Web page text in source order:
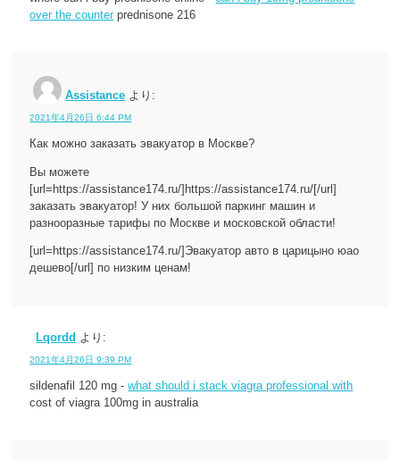
over the counterprednisone 216
Assistance より:
2021年4月26日 6:44 PM
Как можно заказать эвакуатор в Москве?
Вы можете
[url=https://assistance174.ru/]https://assistance174.ru/[/url]
заказать эвакуатор! У них большой паркинг машин и
разнооразные тарифы по Москве и московской области!
[url=https://assistance174.ru/]Эвакуатор авто в царицыно юао
дешево[/url] по низким ценам!
Lqordd より:
2021年4月26日 9:39 PM
sildenafil 120 mg -what should i stack viagra professional with
cost of viagra 100mg in australia